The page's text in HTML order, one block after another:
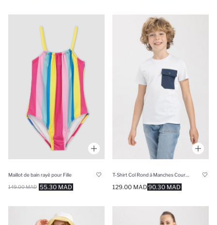
Maillot de bain rayé pour Fille
55.30 MAD
149.00 MAD 90.30 MAD
129.00 MAD